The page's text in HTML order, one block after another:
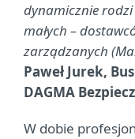
dynamicznie rodzi
małych –
zarządzanych
Paweł Jurek,
DAGMA
W dobie